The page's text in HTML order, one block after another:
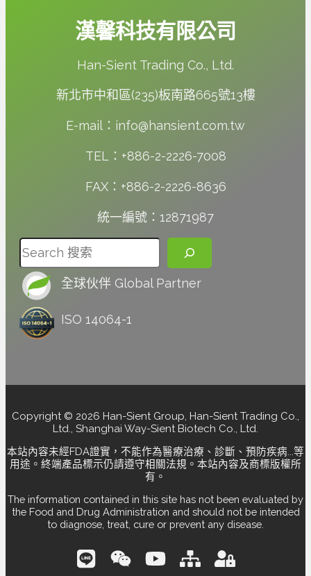
漢馨科技有限公司
Han-Sient Trading Co., Ltd.
新北市中和區(235)板南路665號13樓
E-mail：info@hansient.com.tw
TEL：+886-2-2226-7008
FAX：+886-2-2226-8636
統一編號：12871987
全球伙伴 Global Partner
ISO 14064-1
Copyright © 2026 Han-Sient Group, Han-Sient Trading Co.,
Ltd., Shanghai Way-Sient Biotech Co., Ltd.
本站內容未經FDA證實，不能作為醫療治療、診斷、預防疾病...等
用途。終端產品標示仍請遵守相關法規。本站內容及商標版權所
有。
The information contained in this site has not been evaluated by
the Food and Drug Administration and should not be intended
to diagnose, treat, cure or prevent any disease.